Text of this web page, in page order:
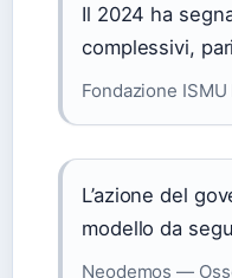
Il 2024 ha
complessivi,
Fondazione ISMU
L’azione del
modello da
Neodemos —